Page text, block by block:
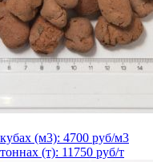
(м3): 4700 руб/м3
(т): 11750 руб/т